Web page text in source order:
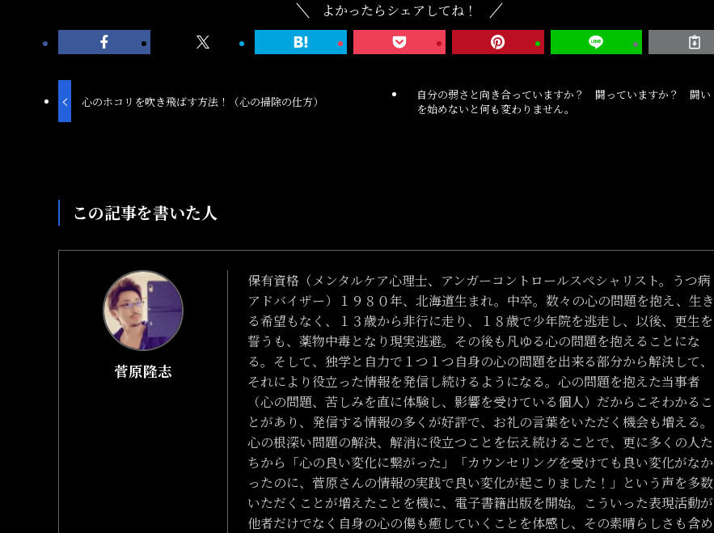
よかったらシェアしてね！
心のホコリを吹き飛ばす方法！（心の掃除の仕方）
自分の弱さと向き合っていますか？ 闘っていますか？ 闘い
を始めないと何も変わりません。
この記事を書いた人
菅原隆志
保有資格（メンタルケア心理士、アンガーコントロールスペシャリスト。うつ病
アドバイザー）１９８０年、北海道生まれ。中卒。数々の心の問題を抱え、生き
る希望もなく、１３歳から非行に走り、１８歳で少年院を逃走し、以後、更生を
誓うも、薬物中毒となり現実逃避。その後も凡ゆる心の問題を抱えることにな
る。そして、独学と自力で１つ１つ自身の心の問題を出来る部分から解決して、
それにより役立った情報を発信し続けるようになる。心の問題を抱えた当事者
（心の問題、苦しみを直に体験し、影響を受けている個人）だからこそわかるこ
とがあり、発信する情報の多くが好評で、お礼の言葉をいただく機会も増える。
心の根深い問題の解決、解消に役立つことを伝え続けることで、更に多くの人た
ちから「心の良い変化に繋がった」「カウンセリングを受けても良い変化がなか
ったのに、菅原さんの情報の実践で良い変化が起こりました！」という声を多数
いただくことが増えたことを機に、電子書籍出版を開始。こういった表現活動が
他者だけでなく自身の心の傷も癒していくことを体感し、その素晴らしさも含め